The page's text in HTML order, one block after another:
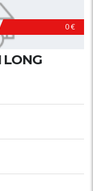
0 €
LONG